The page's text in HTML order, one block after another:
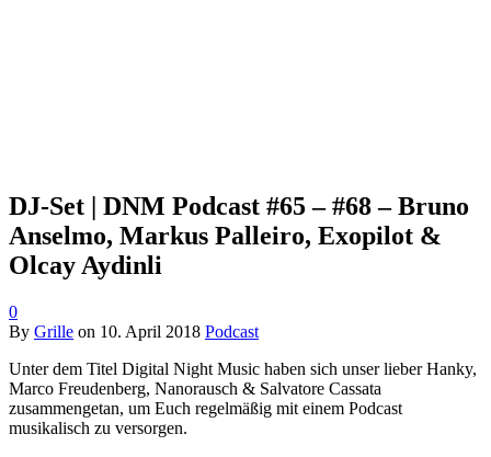
DJ-Set | DNM Podcast #65 – #68 – Bruno
Anselmo, Markus Palleiro, Exopilot &
Olcay Aydinli
0
By Grille on 10. April 2018 Podcast
Unter dem Titel Digital Night Music haben sich unser lieber Hanky,
Marco Freudenberg, Nanorausch & Salvatore Cassata
zusammengetan, um Euch regelmäßig mit einem Podcast
musikalisch zu versorgen.